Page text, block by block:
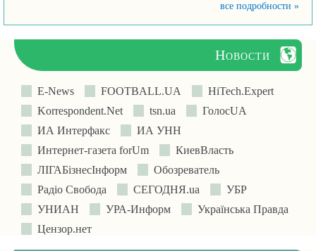
все подробности »
Новости
E-News FOOTBALL.UA
HiTech.Expert
Korrespondent.Net
tsn.ua
ГолосUA
ИА Интерфакс
ИА УНН
Интернет-газета forUm
КиевВласть
ЛIГАБiзнесIнформ
Обозреватель
Радіо Свобода
СЕГОДНЯ.ua
УБР
УНИАН
УРА-Информ
Українська Правда
Цензор.нет